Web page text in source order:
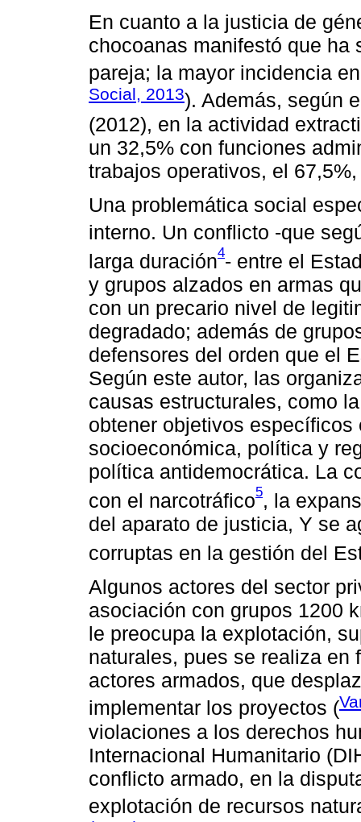
En cuanto a la justicia de
chocoanas manifestó que
pareja; la mayor incidencia
Social, 2013). Además, según
(2012), en la actividad
un 32,5% con funciones
trabajos operativos, el
Una problemática social
interno. Un conflicto -que
larga duración4- entre el
y grupos alzados en armas
con un precario nivel de
degradado; además de
defensores del orden que el
Según este autor, las
causas estructurales, como
obtener objetivos
socioeconómica, política y
política antidemocrática. La
con el narcotráfico5, la
del aparato de justicia, Y se
corruptas en la gestión del
Algunos actores del sector
asociación con grupos 1200
le preocupa la explotación,
naturales, pues se realiza en
actores armados, que
implementar los proyectos (
violaciones a los derechos
Internacional Humanitario
conflicto armado, en la
explotación de recursos